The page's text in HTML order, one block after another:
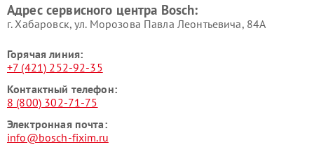
Адрес сервисного центра Bosch:
г. Хабаровск, ул. Морозова Павла Леонтьевича, 84А
Горячая линия:
+7 (421) 252-92-35
Контактный телефон:
8 (800) 302-71-75
Электронная почта:
info@bosch-fixim.ru